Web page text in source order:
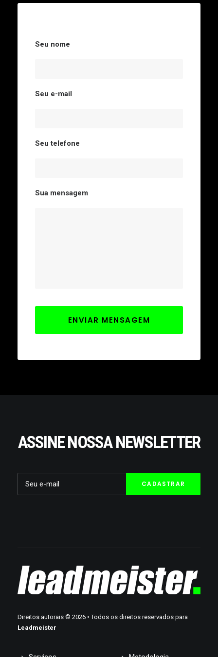
Seu nome
Seu e-mail
Seu telefone
Sua mensagem
ASSINE NOSSA NEWSLETTER
Direitos autorais © 2026 • Todos os direitos reservados para
Leadmeister